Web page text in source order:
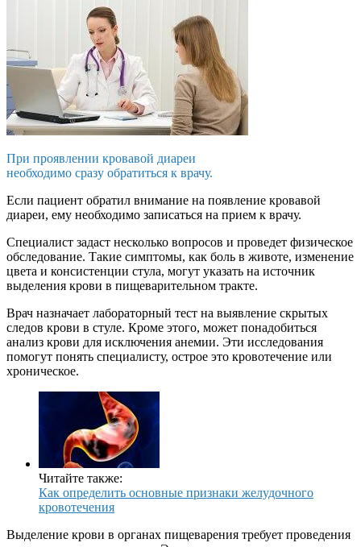
При проявлении кровавой диареи
необходимо сразу обратиться к врачу.
Если пациент обратил внимание на появление кровавой
диареи, ему необходимо записаться на прием к врачу.
Специалист задаст несколько вопросов и проведет физическое
обследование. Такие симптомы, как боль в животе, изменение
цвета и консистенции стула, могут указать на источник
выделения крови в пищеварительном тракте.
Врач назначает лабораторный тест на выявление скрытых
следов крови в стуле. Кроме этого, может понадобиться
анализ крови для исключения анемии. Эти исследования
помогут понять специалисту, острое это кровотечение или
хроническое.
Читайте также:
Как определить основные признаки желудочного
кровотечения
Выделение крови в органах пищеварения требует проведения